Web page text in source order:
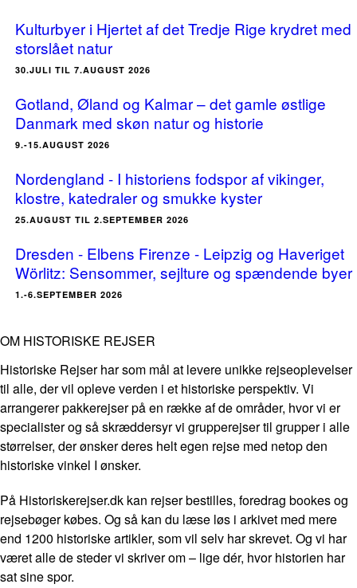
Kulturbyer i Hjertet af det Tredje Rige krydret med
storslået natur
30.JULI TIL 7.AUGUST 2026
Gotland, Øland og Kalmar – det gamle østlige
Danmark med skøn natur og historie
9.-15.AUGUST 2026
Nordengland - I historiens fodspor af vikinger,
klostre, katedraler og smukke kyster
25.AUGUST TIL 2.SEPTEMBER 2026
Dresden - Elbens Firenze - Leipzig og Haveriget
Wörlitz: Sensommer, sejlture og spændende byer
1.-6.SEPTEMBER 2026
OM HISTORISKE REJSER
Historiske Rejser har som mål at levere unikke rejseoplevelser
til alle, der vil opleve verden i et historiske perspektiv. Vi
arrangerer pakkerejser på en række af de områder, hvor vi er
specialister og så skræddersyr vi grupperejser til grupper i alle
størrelser, der ønsker deres helt egen rejse med netop den
historiske vinkel I ønsker.
På Historiskerejser.dk kan rejser bestilles, foredrag bookes og
rejsebøger købes. Og så kan du læse løs i arkivet med mere
end 1200 historiske artikler, som vil selv har skrevet. Og vi har
været alle de steder vi skriver om – lige dér, hvor historien har
sat sine spor.